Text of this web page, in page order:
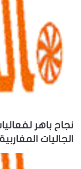
نجاح باهر
الجاليات